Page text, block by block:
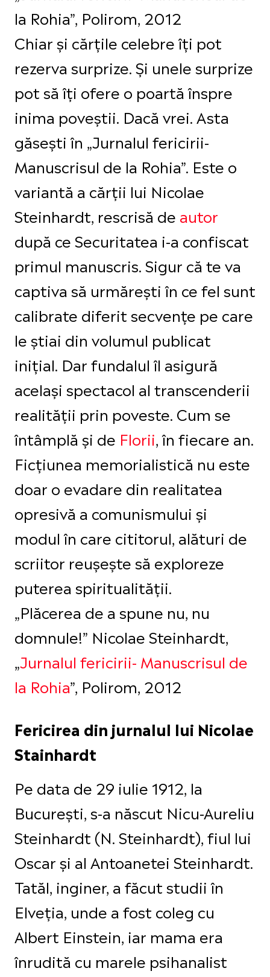
la Rohia”, Polirom, 2012
Chiar și cărțile celebre îți pot
rezerva surprize. Și unele surprize
pot să îți ofere o poartă înspre
inima poveștii. Dacă vrei. Asta
găsești în „Jurnalul fericirii-
Manuscrisul de la Rohia”. Este o
variantă a cărții lui Nicolae
Steinhardt, rescrisă de autor
după ce Securitatea i-a confiscat
primul manuscris. Sigur că te va
captiva să urmărești în ce fel sunt
calibrate diferit secvențe pe care
le știai din volumul publicat
inițial. Dar fundalul îl asigură
același spectacol al transcenderii
realității prin poveste. Cum se
întâmplă și de Florii, în fiecare an.
Ficțiunea memorialistică nu este
doar o evadare din realitatea
opresivă a comunismului și
modul în care cititorul, alături de
scriitor reușește să exploreze
puterea spiritualității.
„Plăcerea de a spune nu, nu
domnule!” Nicolae Steinhardt,
„Jurnalul fericirii- Manuscrisul de
la Rohia”, Polirom, 2012
Fericirea din jurnalul lui Nicolae
Stainhardt
Pe data de 29 iulie 1912, la
Bucureşti, s-a născut Nicu-Aureliu
Steinhardt (N. Steinhardt), fiul lui
Oscar şi al Antoanetei Steinhardt.
Tatăl, inginer, a făcut studii în
Elveţia, unde a fost coleg cu
Albert Einstein, iar mama era
înrudită cu marele psihanalist